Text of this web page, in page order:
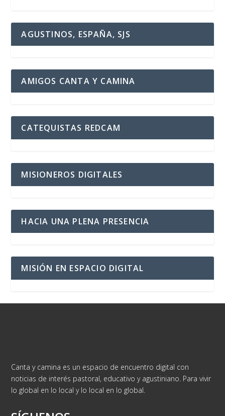
AGUSTINOS, ESPAÑA, SJS
AMIGOS CANTA Y CAMINA
CATEQUISTAS REDCAM
MISIONEROS DIGITALES
HACIA UNA PLENA PRESENCIA
MISIÓN EN ESPACIO DIGITAL
Canta y camina es un espacio de encuentro digital con
noticias de interés pastoral, educativo y agustiniano. Para vivir
lo global en lo local y lo local en lo global.